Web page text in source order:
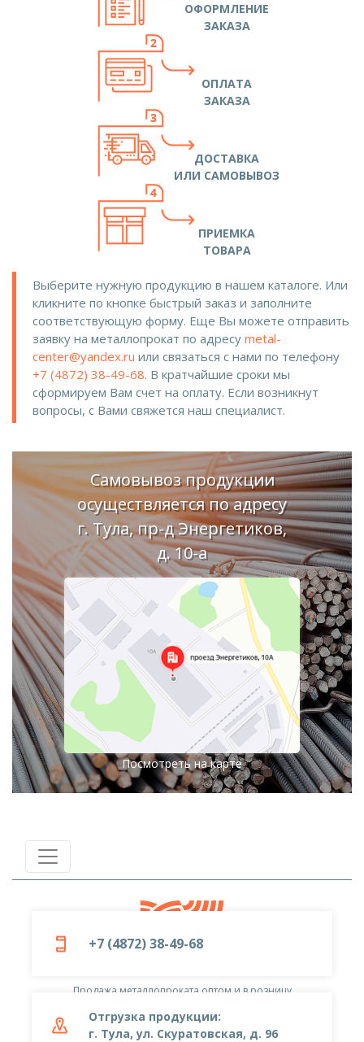
ОФОРМЛЕНИЕ
ЗАКАЗА
ОПЛАТА
ЗАКАЗА
ДОСТАВКА
ИЛИ САМОВЫВОЗ
ПРИЕМКА
ТОВАРА
Выберите нужную продукцию в нашем каталоге. Или
кликните по кнопке быстрый заказ и заполните
соответствующую форму. Еще Вы можете отправить
заявку на металлопрокат по адресу metal-
center@yandex.ru или связаться с нами по телефону
+7 (4872) 38-49-68. В кратчайшие сроки мы
сформируем Вам счет на оплату. Если возникнут
вопросы, с Вами свяжется наш специалист.
Самовывоз продукции
осуществляется по адресу
г. Тула, пр-д Энергетиков,
д. 10-а
Посмотреть на карте
+7 (4872) 38-49-68
Отгрузка продукции:
г. Тула, ул. Скуратовская, д. 96
Продажа металлопроката оптом и в розницу